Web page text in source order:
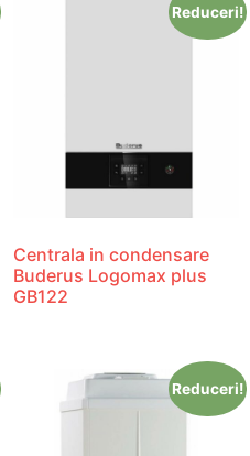
Reduceri!
Centrala in condensare
Buderus Logomax plus
GB122
Reduceri!